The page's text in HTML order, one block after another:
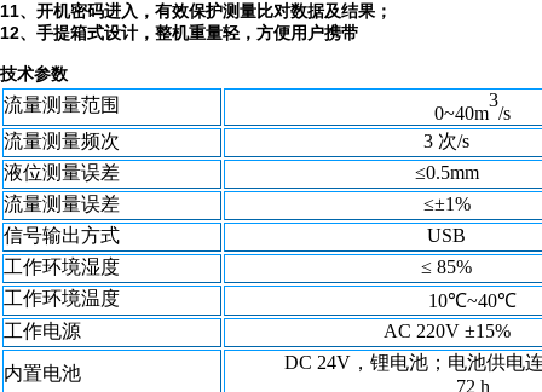
11、 开机密码进入，有效保护测量比对数据及结果；
12、 手提箱式设计，整机重量轻，方便用户携带
技术参数
流量测量范围 0~40m
3
/s
流量测量频次
3 次/s
液位测量误差
≤0.5mm
流量测量误差
≤±1%
信号输出方式
USB
工作环境湿度
≤ 85%
工作环境温度 10℃~40℃
工作电源
AC 220V ±15%
内置电池
DC 24V ，锂电池；电池供电
72 h